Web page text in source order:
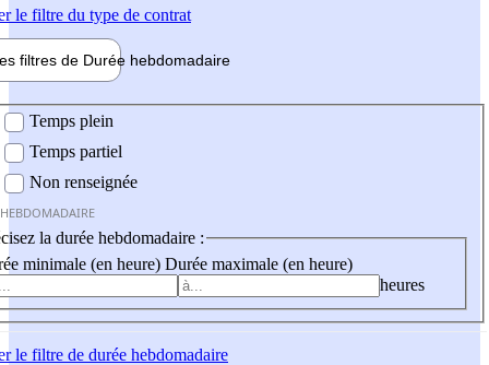
le filtre du type de contrat
filtres de Durée hebdomadaire
Temps plein
Temps partiel
Non renseignée
la durée hebdomadaire :
minimale (en heure) Durée maximale (en heure)
heures
le filtre de durée hebdomadaire